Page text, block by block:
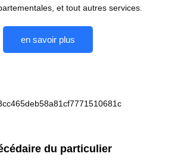
et tout autres services.
en savoir plus
du particulier